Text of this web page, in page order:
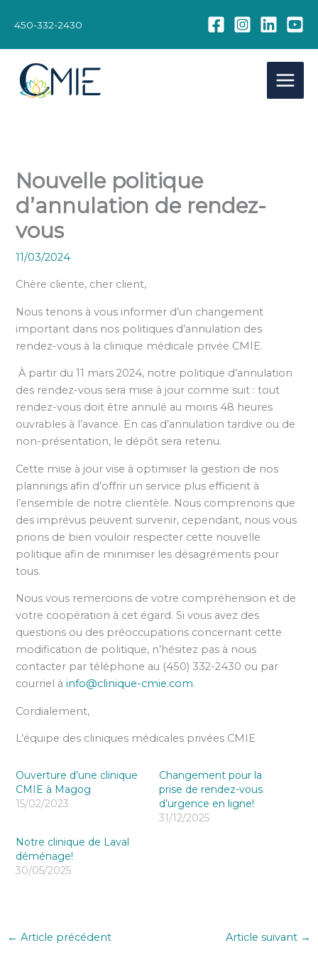
450-332-2430
Nouvelle politique
d’annulation de rendez-
vous
11/03/2024
Chère cliente, cher client,
Nous tenons à vous informer d’un changement
important dans nos politiques d’annulation des
rendez-vous à la clinique médicale privée CMIE.
À partir du 11 mars 2024, notre politique d’annulation
des rendez-vous sera mise à jour comme suit : tout
rendez-vous doit être annulé au moins 48 heures
ouvrables à l’avance. En cas d’annulation tardive ou de
non-présentation, le dépôt sera retenu.
Cette mise à jour vise à optimiser la gestion de nos
plannings afin d’offrir un service plus efficient à
l’ensemble de notre clientèle. Nous comprenons que
des imprévus peuvent survenir, cependant, nous vous
prions de bien vouloir respecter cette nouvelle
politique afin de minimiser les désagréments pour
tous.
Nous vous remercions de votre compréhension et de
votre coopération à cet égard. Si vous avez des
questions ou des préoccupations concernant cette
modification de politique, n’hésitez pas à nous
contacter par téléphone au (450) 332-2430 ou par
courriel àinfo@clinique-cmie.com.
Cordialement,
L’équipe des cliniques médicales privées CMIE
Ouverture d’une clinique
CMIE à Magog
15/02/2023
Changement pour la
prise de rendez-vous
d’urgence en ligne!
31/12/2025
Notre clinique de Laval
déménage!
30/05/2025
← Article précédent Article suivant →